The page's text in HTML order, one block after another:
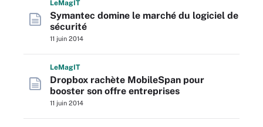
LeMagIT
Symantec domine le marché du logiciel de
sécurité
11 juin 2014
LeMagIT
Dropbox rachète MobileSpan pour
booster son offre entreprises
11 juin 2014